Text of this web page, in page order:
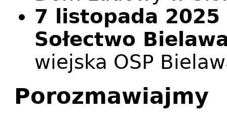
7 listopada 2025
Sołectwo
wiejska OSP
Porozmawiajmy